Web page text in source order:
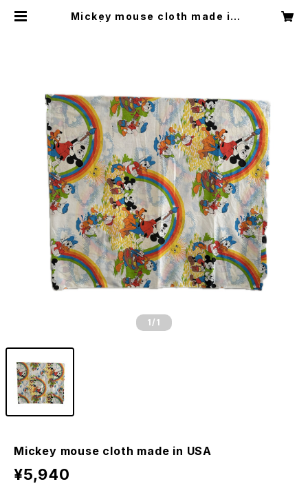
Mickey mouse cloth made in
1 /1
Mickey mouse cloth made in USA
¥5,940